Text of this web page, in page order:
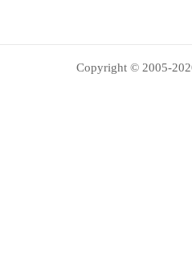
Copyright © 2005-